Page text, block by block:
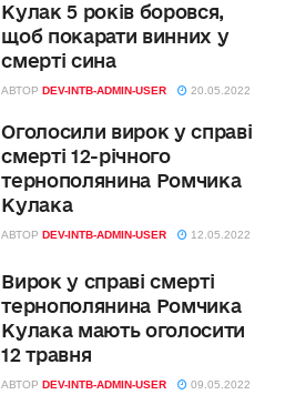
Кулак 5 років боровся,
щоб покарати винних у
смерті сина
АВТОР DEV-INTB-ADMIN-USER 20.05.2022
Оголосили вирок у справі
смерті 12-річного
тернополянина Ромчика
Кулака
АВТОР DEV-INTB-ADMIN-USER 12.05.2022
Вирок у справі смерті
тернополянина Ромчика
Кулака мають оголосити
12 травня
АВТОР DEV-INTB-ADMIN-USER 09.05.2022